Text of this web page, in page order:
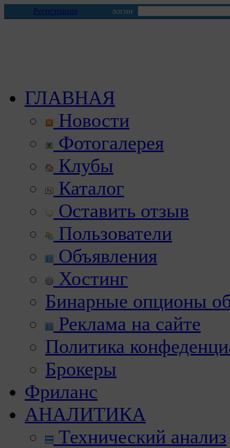
Регистрация логин
ГЛАВНАЯ
Новости
Фотогалерея
Клубы
Каталог
Оставить отзыв
Пользователи
Объявления
Хостинг
Бинарные опционы
Реклама на сайте
Политика
Брокеры
Фриланс
АНАЛИТИКА
Технический анализ